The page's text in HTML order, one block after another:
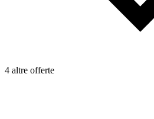
4 altre offerte